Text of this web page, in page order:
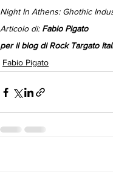
Night In Athens: Ghothic
Articolo di: Fabio Pigato
per il blog di Rock Targato
Fabio Pigato